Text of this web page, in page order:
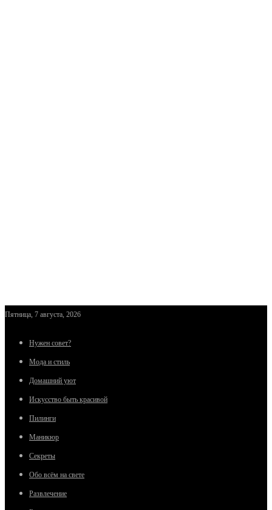
Пятница, 7 августа, 2026
Нужен совет?
Мода и стиль
Домашний уют
Искусство быть красивой
Пилинги
Маникюр
Секреты
Обо всём на свете
Развлечение